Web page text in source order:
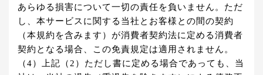
あらゆる損害について一切の責任を負いません。ただ
し、本サービスに関する当社とお客様との間の契約
（本規約を含みます）が消費者契約法に定める消費者
契約となる場合、この免責規定は適用されません。
（4）上記（2）ただし書に定める場合であっても、当